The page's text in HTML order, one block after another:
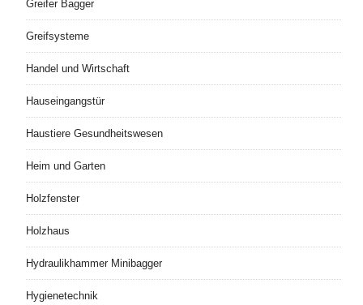
Greifer Bagger
Greifsysteme
Handel und Wirtschaft
Hauseingangstür
Haustiere Gesundheitswesen
Heim und Garten
Holzfenster
Holzhaus
Hydraulikhammer Minibagger
Hygienetechnik